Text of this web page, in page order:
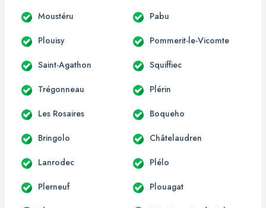
Moustéru Pabu
Plouisy Pommerit-le-Vicomte
Saint-Agathon Squiffiec
Trégonneau Plérin
Les Rosaires Boqueho
Bringolo Châtelaudren
Lanrodec Plélo
Plerneuf Plouagat